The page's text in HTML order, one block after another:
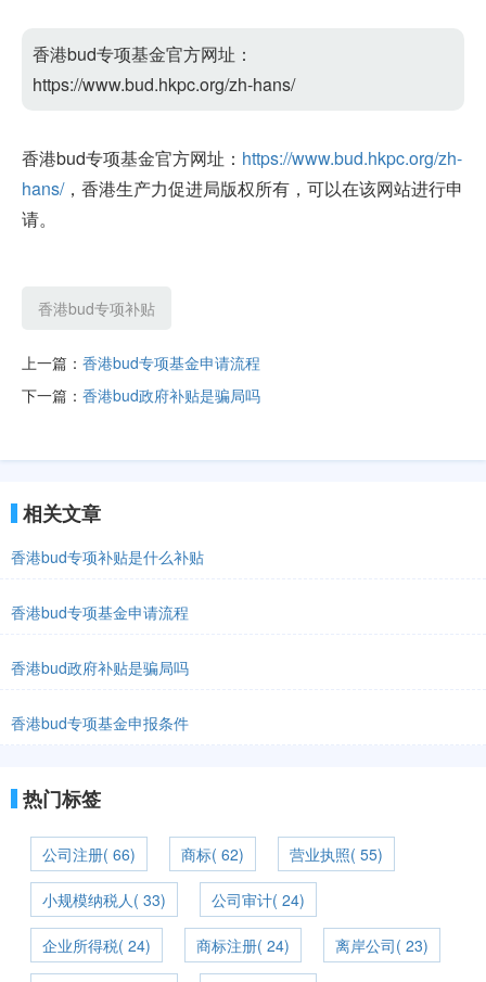
香港bud专项基金官方网址：
https://www.bud.hkpc.org/zh-hans/
香港bud专项基金官方网址： https://www.bud.hkpc.org/zh-
hans/，香港生产力促进局版权所有，可以在该网站进行申
请。
香港bud专项补贴
上一篇： 香港bud专项基金申请流程
下一篇： 香港bud政府补贴是骗局吗
相关文章
香港bud专项补贴是什么补贴
香港bud专项基金申请流程
香港bud政府补贴是骗局吗
香港bud专项基金申报条件
热门标签
公司注册( 66) 商标( 62) 营业执照( 55)
小规模纳税人( 33) 公司审计( 24)
企业所得税( 24) 商标注册( 24) 离岸公司( 23)